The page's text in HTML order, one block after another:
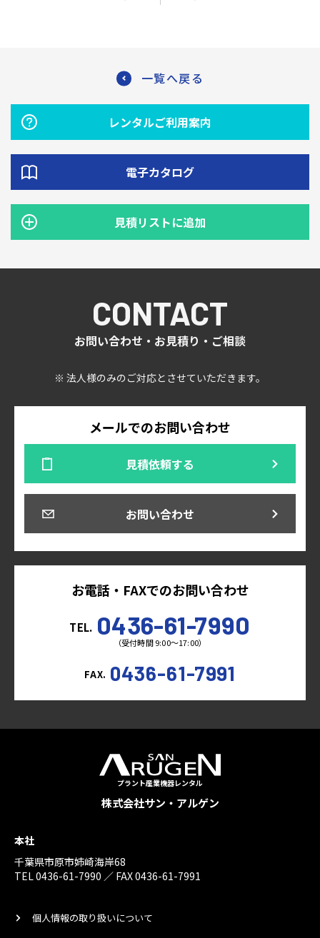
一覧へ戻る
レンタルご利用案内
電子カタログ
見積リストに追加
CONTACT
お問い合わせ・お見積り・ご相談
※ 法人様のみのご対応とさせていただきます。
メールでのお問い合わせ
見積依頼する
お問い合わせ
お電話・FAXでのお問い合わせ
TEL. 0436-61-7990
（受付時間 9:00～17:00）
FAX. 0436-61-7991
プラント産業機器レンタル
株式会社サン・アルゲン
本社
千葉県市原市姉崎海岸68
TEL 0436-61-7990 ／ FAX 0436-61-7991
個人情報の取り扱いについて